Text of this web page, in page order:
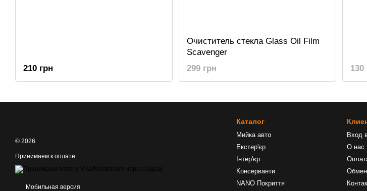
210 грн
Очиститель стекла Glass Oil Film
Scavenger
299 грн
130
© 2026
Принимаем к оплате
Мобильная версия
Каталог
Мийка авто
Екстер'єр
Інтер'єр
Консерванти
NANO Покриття
Вход
О нас
Обмен